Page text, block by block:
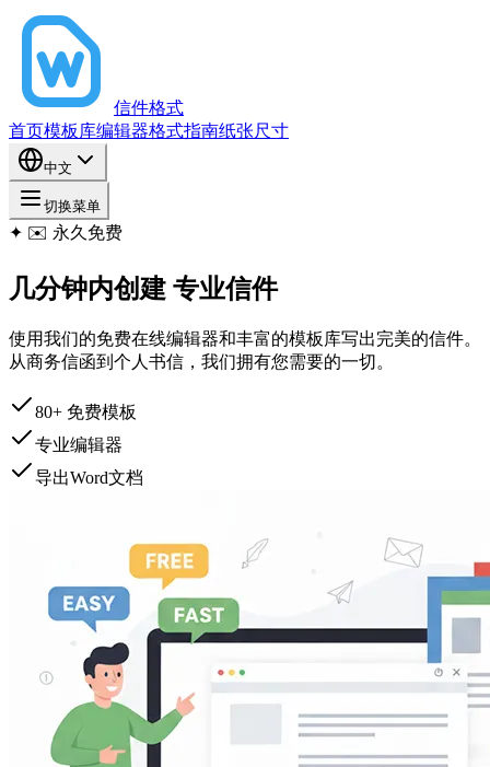
信件格式
首页模板库编辑器格式指南纸张尺寸
中文
切换菜单
✦ ✉️ 永久免费
几分钟内创建 专业信件
使用我们的免费在线编辑器和丰富的模板库写出完美的信件。
从商务信函到个人书信，我们拥有您需要的一切。
80+ 免费模板
专业编辑器
导出Word文档